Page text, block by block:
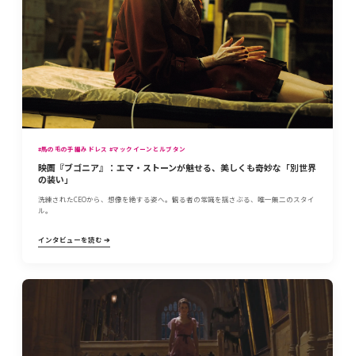
#馬の毛の手編みドレス #マックイーンとルブタン
映画『ブゴニア』：エマ・ストーンが魅せる、美しくも奇妙な「別世界
の装い」
洗練されたCEOから、想像を絶する姿へ。観る者の常識を揺さぶる、唯一無二のスタイ
ル。
インタビューを読む ➔